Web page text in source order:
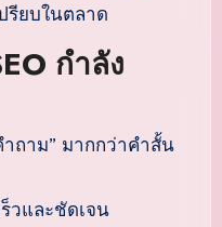
รียบในตลาด
กำลัง
ำถาม” มากกว่าคำสั้น
วและชัดเจน